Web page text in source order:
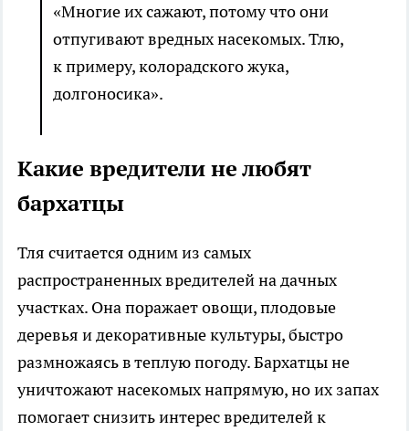
«Многие их сажают, потому что они
отпугивают вредных насекомых. Тлю,
к примеру, колорадского жука,
долгоносика».
Какие вредители не любят
бархатцы
Тля считается одним из самых
распространенных вредителей на дачных
участках. Она поражает овощи, плодовые
деревья и декоративные культуры, быстро
размножаясь в теплую погоду. Бархатцы не
уничтожают насекомых напрямую, но их запах
помогает снизить интерес вредителей к